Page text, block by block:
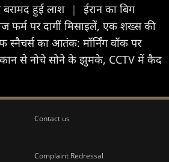
बरामद हुई लाश |
ईरान का बिग
फर्म पर दागीं मिसाइलें, एक शख्स की
स्नैचर्स का आतंक: मॉर्निंग वॉक पर
कान से नोचे सोने के झुमके, CCTV में कैद
Contact us
Complaint Redressal